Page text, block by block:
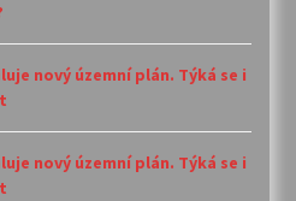
nový územní plán. Týká se i
nový územní plán. Týká se i